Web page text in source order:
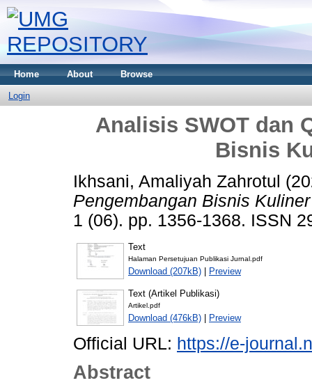
Home About Browse
Login
Analisis SWOT dan
Bisnis
Ikhsani, Amaliyah Zahrotul
Pengembangan Bisnis
1 (06). pp. 1356-1368. ISSN
Text
Halaman Persetujuan Publikasi Jurnal.pdf
Download (207kB) | Preview
Text (Artikel Publikasi)
Artikel.pdf
Download (476kB) | Preview
Official URL: https://e-
Abstract